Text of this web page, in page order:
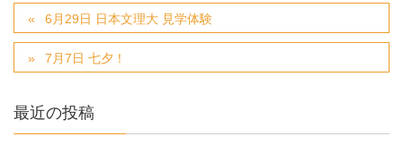
6月29日 日本文理大 見学体験
7月7日 七夕！
最近の投稿